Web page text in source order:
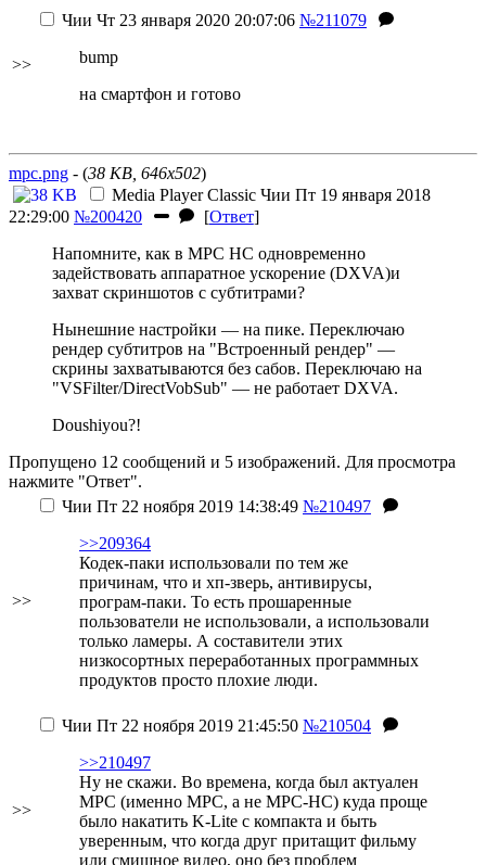
>>
Чии Чт 23 января 2020 20:07:06 №211079
bump
на смартфон и готово
mpc.png - (38 KB, 646x502)
Media Player Classic Чии Пт 19 января 2018
22:29:00 №200420 [Ответ]
Напомните, как в MPC HC одновременно
задействовать аппаратное ускорение (DXVA)и
захват скриншотов с субтитрами?
Нынешние настройки — на пике. Переключаю
рендер субтитров на "Встроенный рендер" —
скрины захватываются без сабов. Переключаю на
"VSFilter/DirectVobSub" — не работает DXVA.
Doushiyou?!
Пропущено 12 сообщений и 5 изображений. Для просмотра
нажмите "Ответ".
>>
Чии Пт 22 ноября 2019 14:38:49 №210497
>>209364
Кодек-паки использовали по тем же
причинам, что и хп-зверь, антивирусы,
програм-паки. То есть прошаренные
пользователи не использовали, а использовали
только ламеры. А составители этих
низкосортных переработанных программных
продуктов просто плохие люди.
>>
Чии Пт 22 ноября 2019 21:45:50 №210504
>>210497
Ну не скажи. Во времена, когда был актуален
MPC (именно MPC, а не MPC-HC) куда проще
было накатить K-Lite с компакта и быть
уверенным, что когда друг притащит фильму
или смищное видео, оно без проблем